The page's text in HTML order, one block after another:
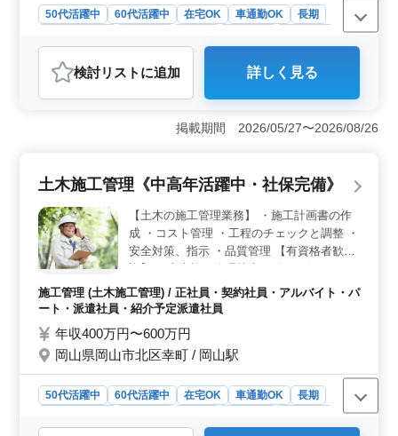
50代活躍中 60代活躍中 在宅OK 車通勤OK
長期
アルバイト・パート
おすすめポイント
＜経験者歓迎の理由＞ こちらの土木施工管理《中高年
活躍中・マイカー通勤可》の求人では、土木工事の現場
管理経験を有する50代や60代の経験者を歓迎していま
内容＞ 主な業務には、施工計画書の作成、コスト管
理、工程のチェックと調整、安全対策・指示、品質管理
などが含まれます。これらの業務において、あなたの確
かな経験がプロジェクトの成功に寄与します。 ＜広
範な雇用形態＞ 正社員から派遣社員、アルバイト・パ
ートまで様々な雇用形態が用意されており、柔軟に働く
ことができます。また、紹介予定派遣社員としても活躍
できるため、適切な雇用形態で自分のスタイルに合わせ
て働けます。
検討リスト に追加 詳しく見る
掲載期間 2026/05/27〜2026/08/26
土木施工管理《中高年活躍中・社保完備》
【土木の施工管理業務】 ・施工計画書の作
成 ・コスト管理 ・工程のチェックと調整 ・
安全対策、指示 ・品質管理 【有資格者歓
50代、60代の経験者歓迎です。
施工管理 (土木施工管理) / 正社員・契約社員・アルバイト・パ
ート・派遣社員・紹介予定派遣社員
年収400万円〜600万円
岡山県岡山市北区幸町 / 岡山駅
50代活躍中 60代活躍中 在宅OK 車通勤OK
長期